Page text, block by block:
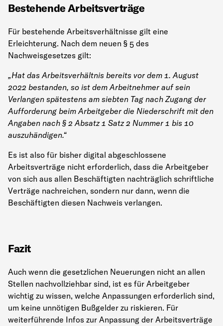
Bestehende Arbeitsverträge
Für bestehende Arbeitsverhältnisse gilt eine
Erleichterung. Nach dem neuen § 5 des
Nachweisgesetzes gilt:
„Hat das Arbeitsverhältnis bereits vor dem 1. August
2022 bestanden, so ist dem Arbeitnehmer auf sein
Verlangen spätestens am siebten Tag nach Zugang der
Aufforderung beim Arbeitgeber die Niederschrift mit den
Angaben nach § 2 Absatz 1 Satz 2 Nummer 1 bis 10
auszuhändigen.“
Es ist also für bisher digital abgeschlossene
Arbeitsverträge nicht erforderlich, dass die Arbeitgeber
von sich aus allen Beschäftigten nachträglich schriftliche
Verträge nachreichen, sondern nur dann, wenn die
Beschäftigten diesen Nachweis verlangen.
Fazit
Auch wenn die gesetzlichen Neuerungen nicht an allen
Stellen nachvollziehbar sind, ist es für Arbeitgeber
wichtig zu wissen, welche Anpassungen erforderlich sind,
um keine unnötigen Bußgelder zu riskieren. Für
weiterführende Infos zur Anpassung der Arbeitsverträge